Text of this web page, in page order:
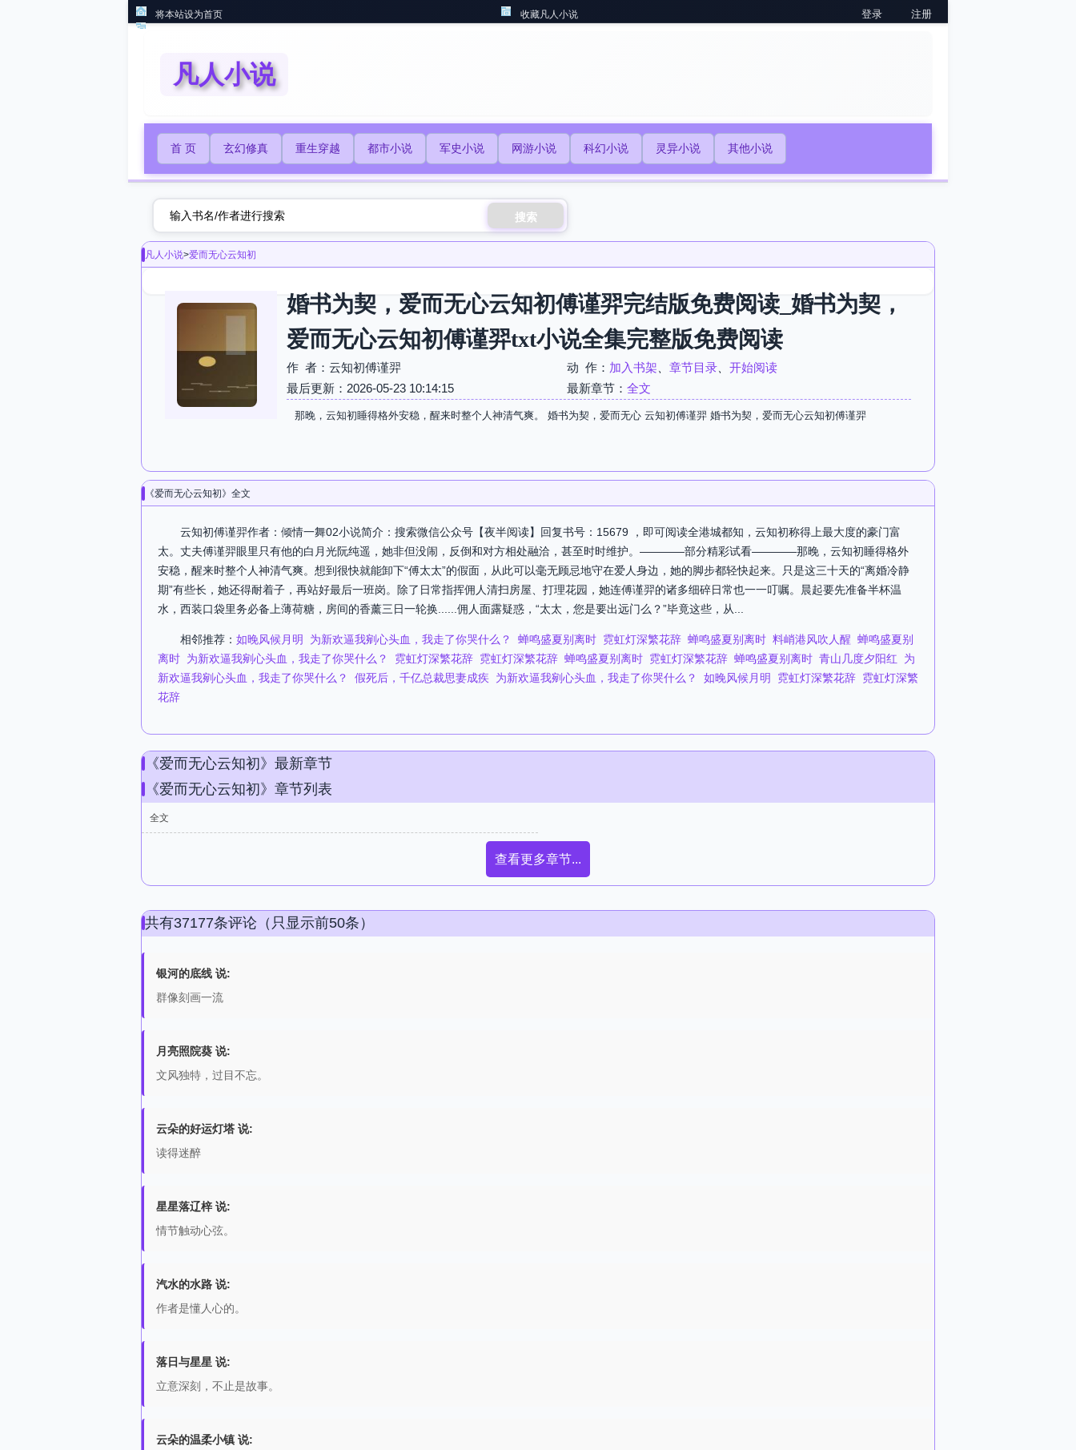
将本站设为首页 收藏凡人小说 登录 注册
凡人小说
首 页 玄幻修真 重生穿越 都市小说 军史小说 网游小说 科幻小说 灵异小说 其他小说
搜索
凡人小说>爱而无心云知初
婚书为契，爱而无心云知初傅谨羿完结版免费阅读_婚书为契，
爱而无心云知初傅谨羿txt小说全集完整版免费阅读
作 者：云知初傅谨羿 动 作： 加入书架 章节目录
开始阅读
最后更新：2026-05-23 10:14:15
最新章节： 全文
那晚，云知初睡得格外安稳，醒来时整个人神清气爽。 婚书为契，爱而无心 云知初傅谨羿 婚书为契，爱而无心云知初傅谨羿
《爱而无心云知初》全文
云知初傅谨羿作者：倾情一舞02小说简介：搜索微信公众号【夜半阅读】回复书号：15679 ，即可阅读全港城都知，云知初称得上最大度的豪门富
太。丈夫傅谨羿眼里只有他的白月光阮纯遥，她非但没闹，反倒和对方相处融洽，甚至时时维护。————部分精彩试看————那晚，云知初睡得格外
安稳，醒来时整个人神清气爽。想到很快就能卸下“傅太太”的假面，从此可以毫无顾忌地守在爱人身边，她的脚步都轻快起来。只是这三十天的“离婚冷静
期”有些长，她还得耐着子，再站好最后一班岗。除了日常指挥佣人清扫房屋、打理花园，她连傅谨羿的诸多细碎日常也一一叮嘱。晨起要先准备半杯温
水，西装口袋里务必备上薄荷糖，房间的香薰三日一轮换......佣人面露疑惑，“太太，您是要出远门么？”毕竟这些，从...
相邻推荐： 如晚风候月明 为新欢逼我剜心头血，我走了你哭什么？ 蝉鸣盛夏别离时 霓虹灯深繁花辞 蝉鸣盛夏别离时 料峭港风吹人醒 蝉鸣盛夏别
离时 为新欢逼我剜心头血，我走了你哭什么？ 霓虹灯深繁花辞 霓虹灯深繁花辞 蝉鸣盛夏别离时 霓虹灯深繁花辞 蝉鸣盛夏别离时 青山几度夕阳红
为
新欢逼我剜心头血，我走了你哭什么？
假死后，千亿总裁思妻成疾 为新欢逼我剜心头血，我走了你哭什么？ 如晚风候月明 霓虹灯深繁花辞 霓虹灯深繁
花辞
《爱而无心云知初》最新章节
《爱而无心云知初》章节列表
全文
查看更多章节...
共有37177条评论（只显示前50条）
银河的底线 说:
群像刻画一流
月亮照院葵 说:
文风独特，过目不忘。
云朵的好运灯塔 说:
读得迷醉
星星落辽梓 说:
情节触动心弦。
汽水的水路 说:
作者是懂人心的。
落日与星星 说:
立意深刻，不止是故事。
云朵的温柔小镇 说: